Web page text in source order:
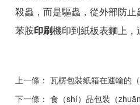
殺蟲，而是驅蟲，從外部防
苯胺印刷機印到紙板表麵上，
上一條： 瓦楞包裝紙箱在運輸的
下一條： 食（shí）品包裝（